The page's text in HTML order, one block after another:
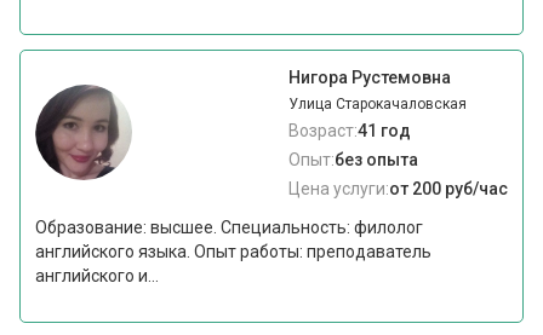
Нигора Рустемовна
Улица Старокачаловская
Возраст:41 год
Опыт:без опыта
Цена услуги:от 200 руб/час
Образование: высшее. Специальность: филолог
английского языка. Опыт работы: преподаватель
английского и...